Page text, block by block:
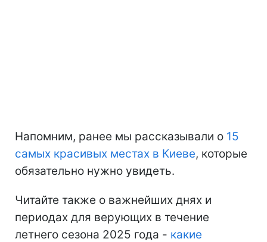
Напомним, ранее мы рассказывали о 15
самых красивых местах в Киеве, которые
обязательно нужно увидеть.
Читайте также о важнейших днях и
периодах для верующих в течение
летнего сезона 2025 года - какие